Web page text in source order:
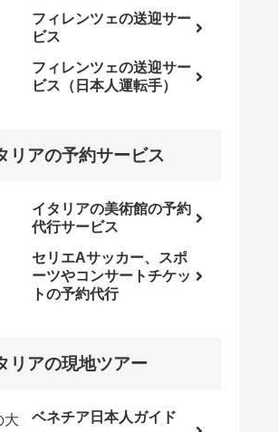
フィレンツェの送迎サー
ビス
フィレンツェの送迎サー
ビス（日本人運転手）
リアの予約サービス
イタリアの美術館の予約
代行サービス
セリエAサッカー、スポ
ーツやコンサートチケッ
トの予約代行
リアの現地ツアー
ベネチア日本人ガイド